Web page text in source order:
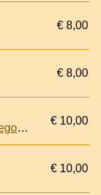
€ 8,00
€ 8,00
Den Hartogh Ford Museum, Hillegom Holland
€ 10,00
€ 10,00